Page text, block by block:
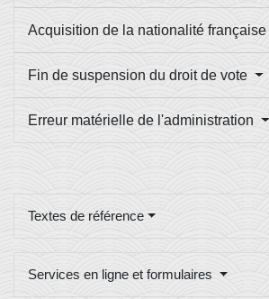
Acquisition de la nationalité française
Fin de suspension du droit de vote
Erreur matérielle de l'administration
Textes de référence
Services en ligne et formulaires